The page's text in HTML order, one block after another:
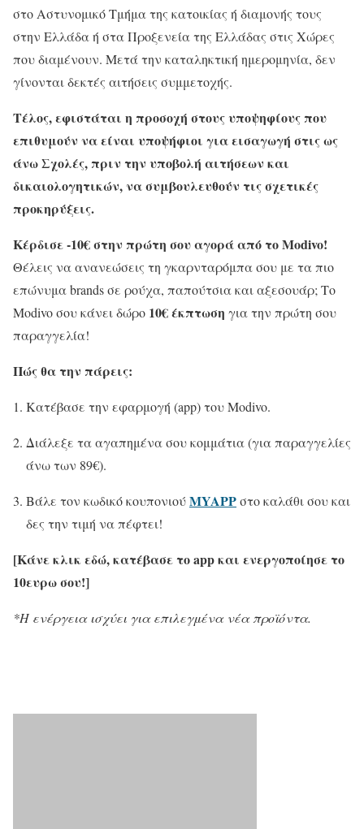
στο Αστυνομικό Τμήμα της κατοικίας ή διαμονής τους
στην Ελλάδα ή στα Προξενεία της Ελλάδας στις Χώρες
που διαμένουν. Μετά την καταληκτική ημερομηνία, δεν
γίνονται δεκτές αιτήσεις συμμετοχής.
Τέλος, εφιστάται η προσοχή στους υποψηφίους που
επιθυμούν να είναι υποψήφιοι για εισαγωγή στις ως
άνω Σχολές, πριν την υποβολή αιτήσεων και
δικαιολογητικών, να συμβουλευθούν τις σχετικές
προκηρύξεις.
Κέρδισε -10€ στην πρώτη σου αγορά από το Modivo!
Θέλεις να ανανεώσεις τη γκαρνταρόμπα σου με τα πιο
επώνυμα brands σε ρούχα, παπούτσια και αξεσουάρ; Το
Modivo σου κάνει δώρο 10€ έκπτωση για την πρώτη σου
παραγγελία!
Πώς θα την πάρεις:
Κατέβασε την εφαρμογή (app) του Modivo.
Διάλεξε τα αγαπημένα σου κομμάτια (για παραγγελίες
άνω των 89€).
Βάλε τον κωδικό κουπονιούMYAPPστο καλάθι σου και
δες την τιμή να πέφτει!
[Κάνε κλικ εδώ, κατέβασε το app και ενεργοποίησε το
10ευρω σου!]
*Η ενέργεια ισχύει για επιλεγμένα νέα προϊόντα.